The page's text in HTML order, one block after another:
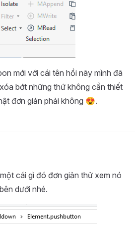
mới với cái tên hồi nãy mình đã
bớt những thứ không cần thiết
đơn giản phải không 😍.
cái gì đó đơn giản thử xem nó
dưới nhé.